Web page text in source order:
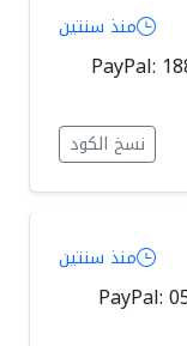
منذ سنتين
PayPal:
نسخ الكود
منذ سنتين
PayPal: